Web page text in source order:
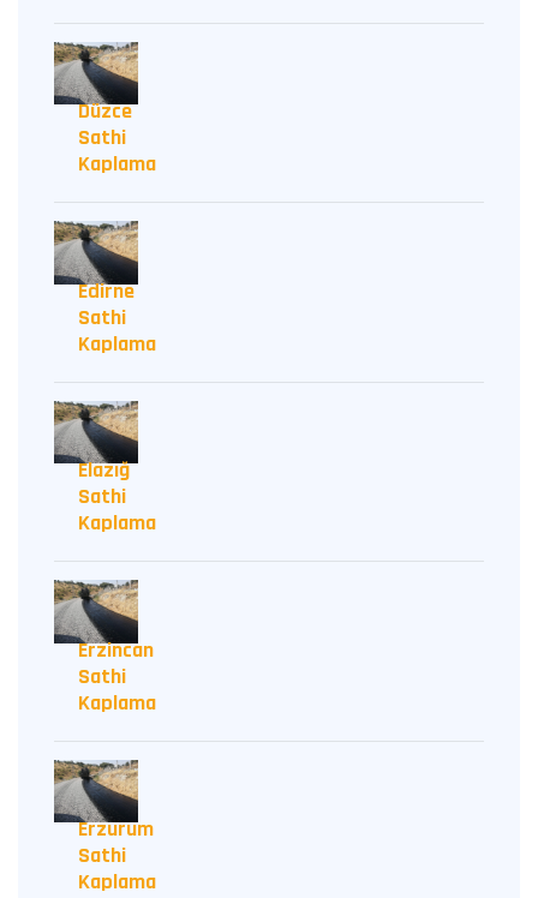
Düzce
Sathi
Kaplama
Edirne
Sathi
Kaplama
Elazığ
Sathi
Kaplama
Erzincan
Sathi
Kaplama
Erzurum
Sathi
Kaplama